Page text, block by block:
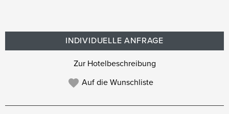
INDIVIDUELLE ANFRAGE
Zur Hotelbeschreibung
Auf die Wunschliste